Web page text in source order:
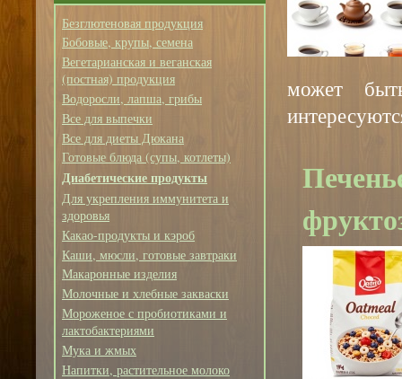
Безглютеновая продукция
Бобовые, крупы, семена
Вегетарианская и веганская
(постная) продукция
Водоросли, лапша, грибы
Все для выпечки
Все для диеты Дюкана
Готовые блюда (супы, котлеты)
Диабетические продукты
Для укрепления иммунитета и
здоровья
Какао-продукты и кэроб
Каши, мюсли, готовые завтраки
Макаронные изделия
Молочные и хлебные закваски
Мороженое с пробиотиками и
лактобактериями
Мука и жмых
Напитки, растительное молоко
может